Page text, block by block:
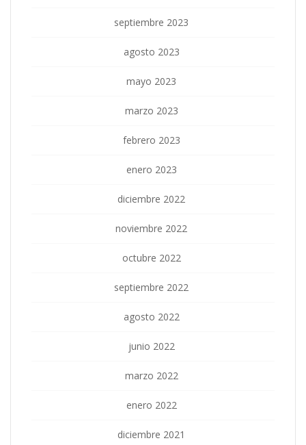
septiembre 2023
agosto 2023
mayo 2023
marzo 2023
febrero 2023
enero 2023
diciembre 2022
noviembre 2022
octubre 2022
septiembre 2022
agosto 2022
junio 2022
marzo 2022
enero 2022
diciembre 2021